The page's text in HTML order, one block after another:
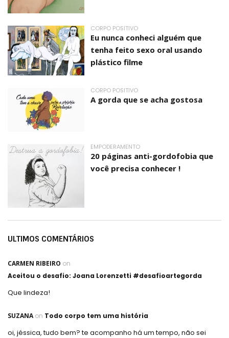
CORPO POSITIVO
Eu nunca conheci alguém que
tenha feito sexo oral usando
plástico filme
CORPO POSITIVO
A gorda que se acha gostosa
EMPODERAMENTO
20 páginas anti-gordofobia que
você precisa conhecer !
ULTIMOS COMENTÁRIOS
CARMEN RIBEIRO on
Aceitou o desafio: Joana Lorenzetti #desafioartegorda
Que lindeza!
SUZANAon Todo corpo tem uma história
oi, jéssica, tudo bem? te acompanho há um tempo, não sei